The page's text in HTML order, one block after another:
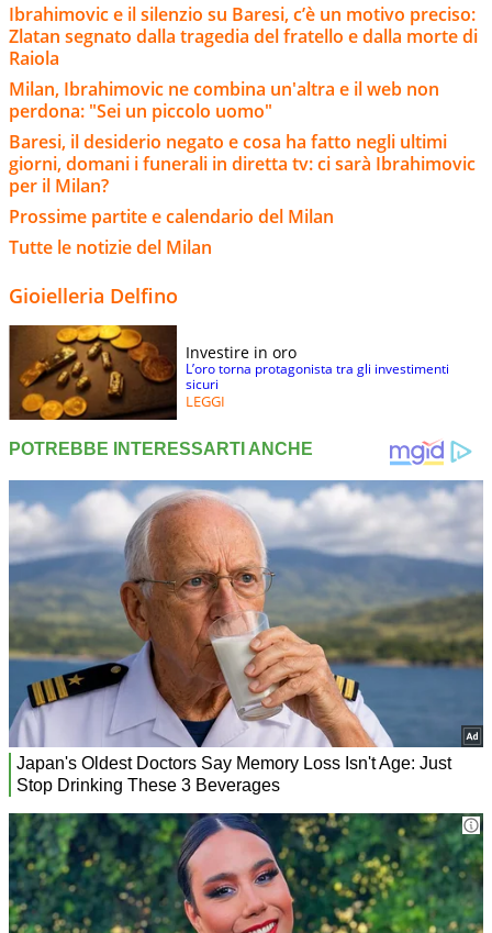
Ibrahimovic e il silenzio su Baresi, c’è un motivo preciso:
Zlatan segnato dalla tragedia del fratello e dalla morte di
Raiola
Milan, Ibrahimovic ne combina un'altra e il web non
perdona: "Sei un piccolo uomo"
Baresi, il desiderio negato e cosa ha fatto negli ultimi
giorni, domani i funerali in diretta tv: ci sarà Ibrahimovic
per il Milan?
Prossime partite e calendario del Milan
Tutte le notizie del Milan
Gioielleria Delfino
Investire in oro
L’oro torna protagonista tra gli investimenti
sicuri
LEGGI